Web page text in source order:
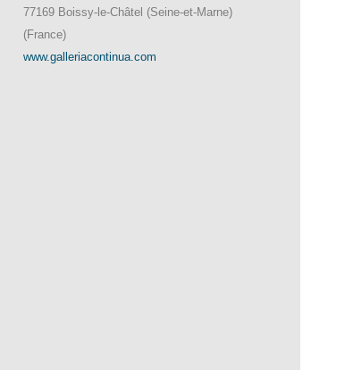
77169 Boissy-le-Châtel (Seine-et-Marne)
(France)
www.galleriacontinua.com